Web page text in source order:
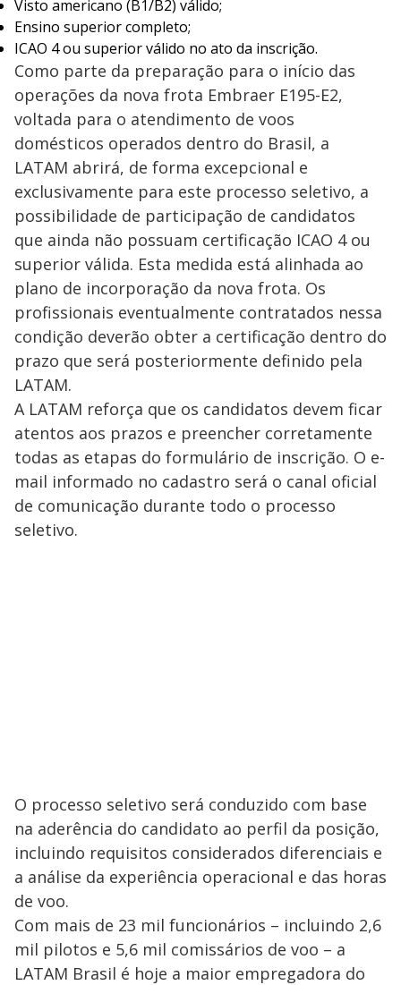
Visto americano (B1/B2) válido;
Ensino superior completo;
ICAO 4 ou superior válido no ato da inscrição.
Como parte da preparação para o início das
operações da nova frota Embraer E195-E2,
voltada para o atendimento de voos
domésticos operados dentro do Brasil, a
LATAM abrirá, de forma excepcional e
exclusivamente para este processo seletivo, a
possibilidade de participação de candidatos
que ainda não possuam certificação ICAO 4 ou
superior válida. Esta medida está alinhada ao
plano de incorporação da nova frota. Os
profissionais eventualmente contratados nessa
condição deverão obter a certificação dentro do
prazo que será posteriormente definido pela
LATAM.
A LATAM reforça que os candidatos devem ficar
atentos aos prazos e preencher corretamente
todas as etapas do formulário de inscrição. O e-
mail informado no cadastro será o canal oficial
de comunicação durante todo o processo
seletivo.
O processo seletivo será conduzido com base
na aderência do candidato ao perfil da posição,
incluindo requisitos considerados diferenciais e
a análise da experiência operacional e das horas
de voo.
Com mais de 23 mil funcionários – incluindo 2,6
mil pilotos e 5,6 mil comissários de voo – a
LATAM Brasil é hoje a maior empregadora do